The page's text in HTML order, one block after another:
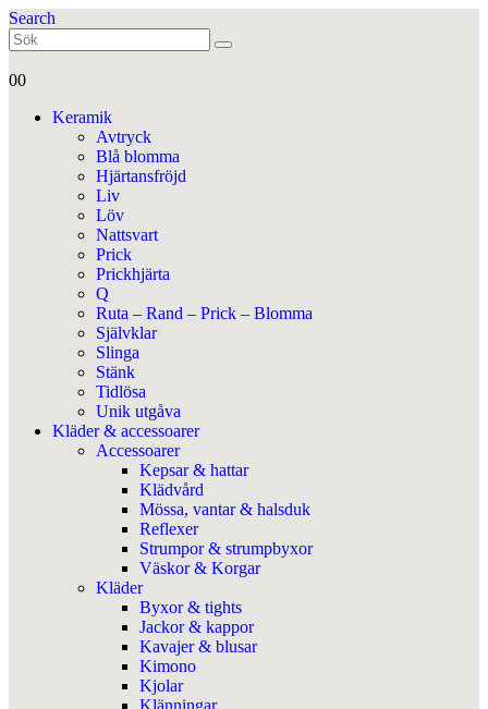
Search
00
Keramik
Avtryck
Blå blomma
Hjärtansfröjd
Liv
Löv
Nattsvart
Prick
Prickhjärta
Q
Ruta – Rand – Prick – Blomma
Självklar
Slinga
Stänk
Tidlösa
Unik utgåva
Kläder & accessoarer
Accessoarer
Kepsar & hattar
Klädvård
Mössa, vantar & halsduk
Reflexer
Strumpor & strumpbyxor
Väskor & Korgar
Kläder
Byxor & tights
Jackor & kappor
Kavajer & blusar
Kimono
Kjolar
Klänningar